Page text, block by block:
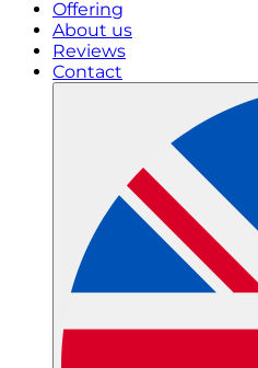
Offering
About us
Reviews
Contact